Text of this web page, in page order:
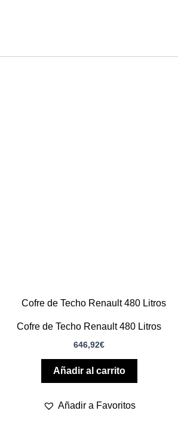
Cofre de Techo Renault 480 Litros
646,92€
Añadir al carrito
Añadir a Favoritos